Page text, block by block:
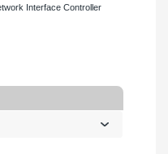
Interface Controller